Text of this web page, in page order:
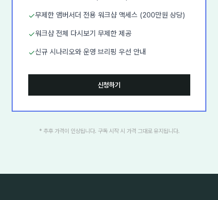
✓무제한 앰버서더 전용 워크샵 액세스 (200만원 상당)
✓워크샵 전체 다시보기 무제한 제공
✓신규 시나리오와 운영 브리핑 우선 안내
신청하기
* 추후 가격이 인상됩니다. 구독 시작 시 가격 그대로 유지됩니다.